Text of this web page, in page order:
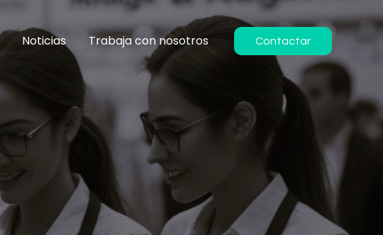
Noticias Trabaja con nosotros Contactar